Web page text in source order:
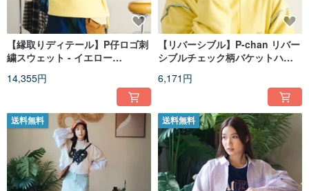
【縁取りディテール】P仔ロゴ刺
繍スウェット - イエロー
14,355円
【リバーシブル】P-chan リバー
シブルチェック柄バケットハッ
6,171円
送料無料 送料無料